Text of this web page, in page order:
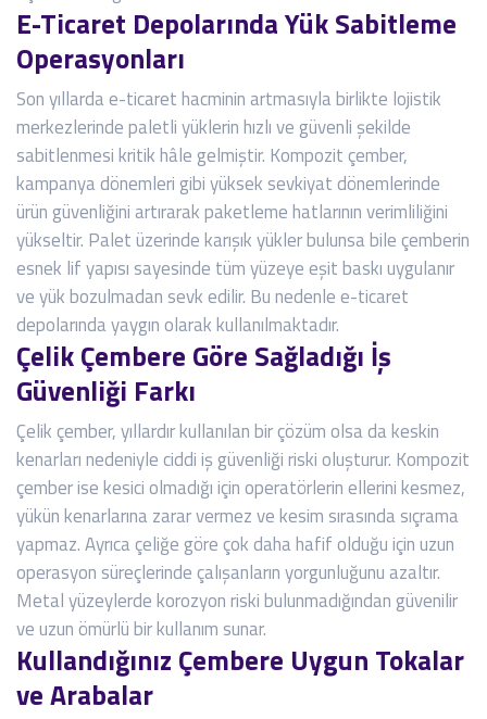
E-Ticaret Depolarında Yük Sabitleme
Operasyonları
Son yıllarda e-ticaret hacminin artmasıyla birlikte lojistik
merkezlerinde paletli yüklerin hızlı ve güvenli şekilde
sabitlenmesi kritik hâle gelmiştir. Kompozit çember,
kampanya dönemleri gibi yüksek sevkiyat dönemlerinde
ürün güvenliğini artırarak paketleme hatlarının verimliliğini
yükseltir. Palet üzerinde karışık yükler bulunsa bile çemberin
esnek lif yapısı sayesinde tüm yüzeye eşit baskı uygulanır
ve yük bozulmadan sevk edilir. Bu nedenle e-ticaret
depolarında yaygın olarak kullanılmaktadır.
Çelik Çembere Göre Sağladığı İş
Güvenliği Farkı
Çelik çember, yıllardır kullanılan bir çözüm olsa da keskin
kenarları nedeniyle ciddi iş güvenliği riski oluşturur. Kompozit
çember ise kesici olmadığı için operatörlerin ellerini kesmez,
yükün kenarlarına zarar vermez ve kesim sırasında sıçrama
yapmaz. Ayrıca çeliğe göre çok daha hafif olduğu için uzun
operasyon süreçlerinde çalışanların yorgunluğunu azaltır.
Metal yüzeylerde korozyon riski bulunmadığından güvenilir
ve uzun ömürlü bir kullanım sunar.
Kullandığınız Çembere Uygun Tokalar
ve Arabalar